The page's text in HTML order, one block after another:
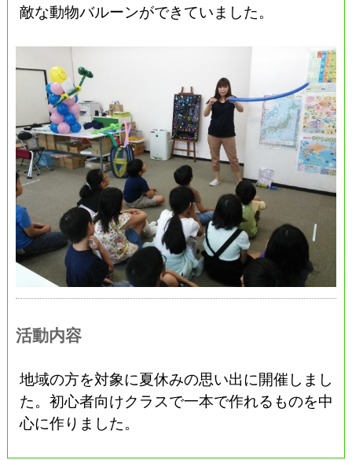
敵な動物バルーンができていました。
活動内容
地域の方を対象に夏休みの思い出に開催しまし
た。初心者向けクラスで一本で作れるものを中
心に作りました。